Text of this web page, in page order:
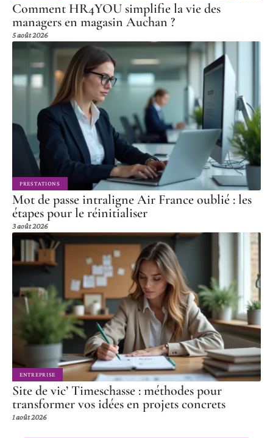
Comment HR4YOU simplifie la vie des
managers en magasin Auchan ?
5 août 2026
PRESTATIONS
Mot de passe intraligne Air France oublié : les
étapes pour le réinitialiser
3 août 2026
ENTREPRISE
Site de vic’ Timeschasse : méthodes pour
transformer vos idées en projets concrets
1 août 2026